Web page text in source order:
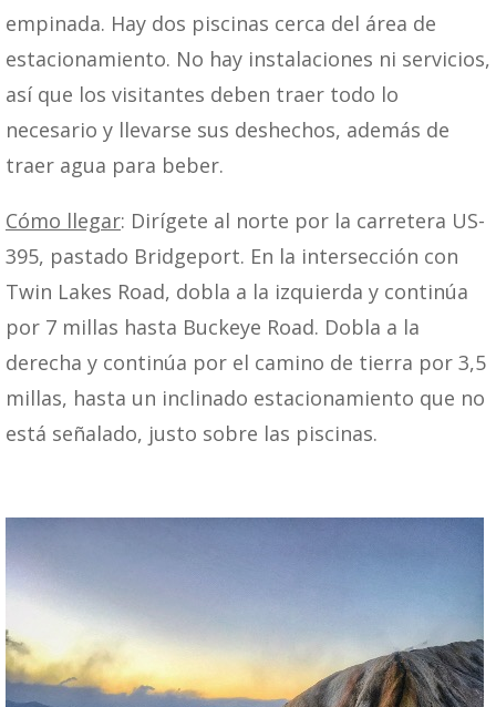
empinada. Hay dos piscinas cerca del área de
estacionamiento. No hay instalaciones ni servicios,
así que los visitantes deben traer todo lo
necesario y llevarse sus deshechos, además de
traer agua para beber.
Cómo llegar: Dirígete al norte por la carretera US-
395, pastado Bridgeport. En la intersección con
Twin Lakes Road, dobla a la izquierda y continúa
por 7 millas hasta Buckeye Road. Dobla a la
derecha y continúa por el camino de tierra por 3,5
millas, hasta un inclinado estacionamiento que no
está señalado, justo sobre las piscinas.